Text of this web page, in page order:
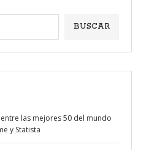
BUSCAR
las mejores 50 del mundo
y Statista